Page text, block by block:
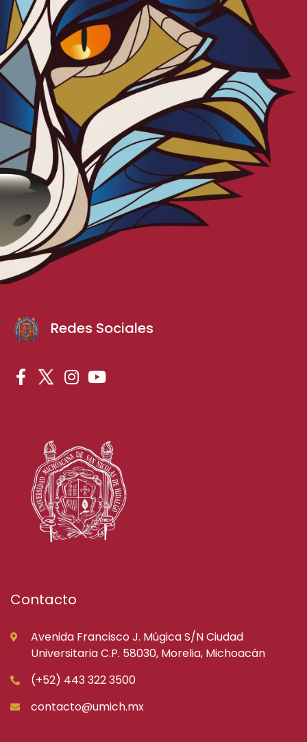
Redes Sociales
Contacto
Avenida Francisco J. Múgica S/N Ciudad
Universitaria C.P. 58030, Morelia, Michoacán
(+52) 443 322 3500
contacto@umich.mx